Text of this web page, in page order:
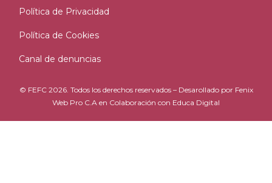
© FEFC 2026. Todos los derechos reservados – Desarollado por Fenix
Web Pro C.A en Colaboración con Educa Digital
Política de Privacidad
Política de Cookies
Canal de denuncias